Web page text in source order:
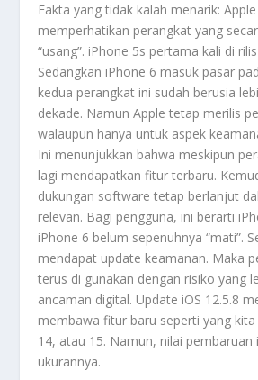
Fakta yang tidak kalah menarik:
memperhatikan perangkat yang
“usang”. iPhone 5s pertama kali di
Sedangkan iPhone 6 masuk pasar
kedua perangkat ini sudah berusia
dekade. Namun Apple tetap merilis
walaupun hanya untuk aspek
Ini menunjukkan bahwa meskipun
lagi mendapatkan fitur terbaru.
dukungan software tetap berlanjut
relevan. Bagi pengguna, ini berarti
iPhone 6 belum sepenuhnya “mati”.
mendapat update keamanan. Maka
terus di gunakan dengan risiko yang
ancaman digital. Update iOS 12.5.8
membawa fitur baru seperti yang
14, atau 15. Namun, nilai pembaruan
ukurannya.